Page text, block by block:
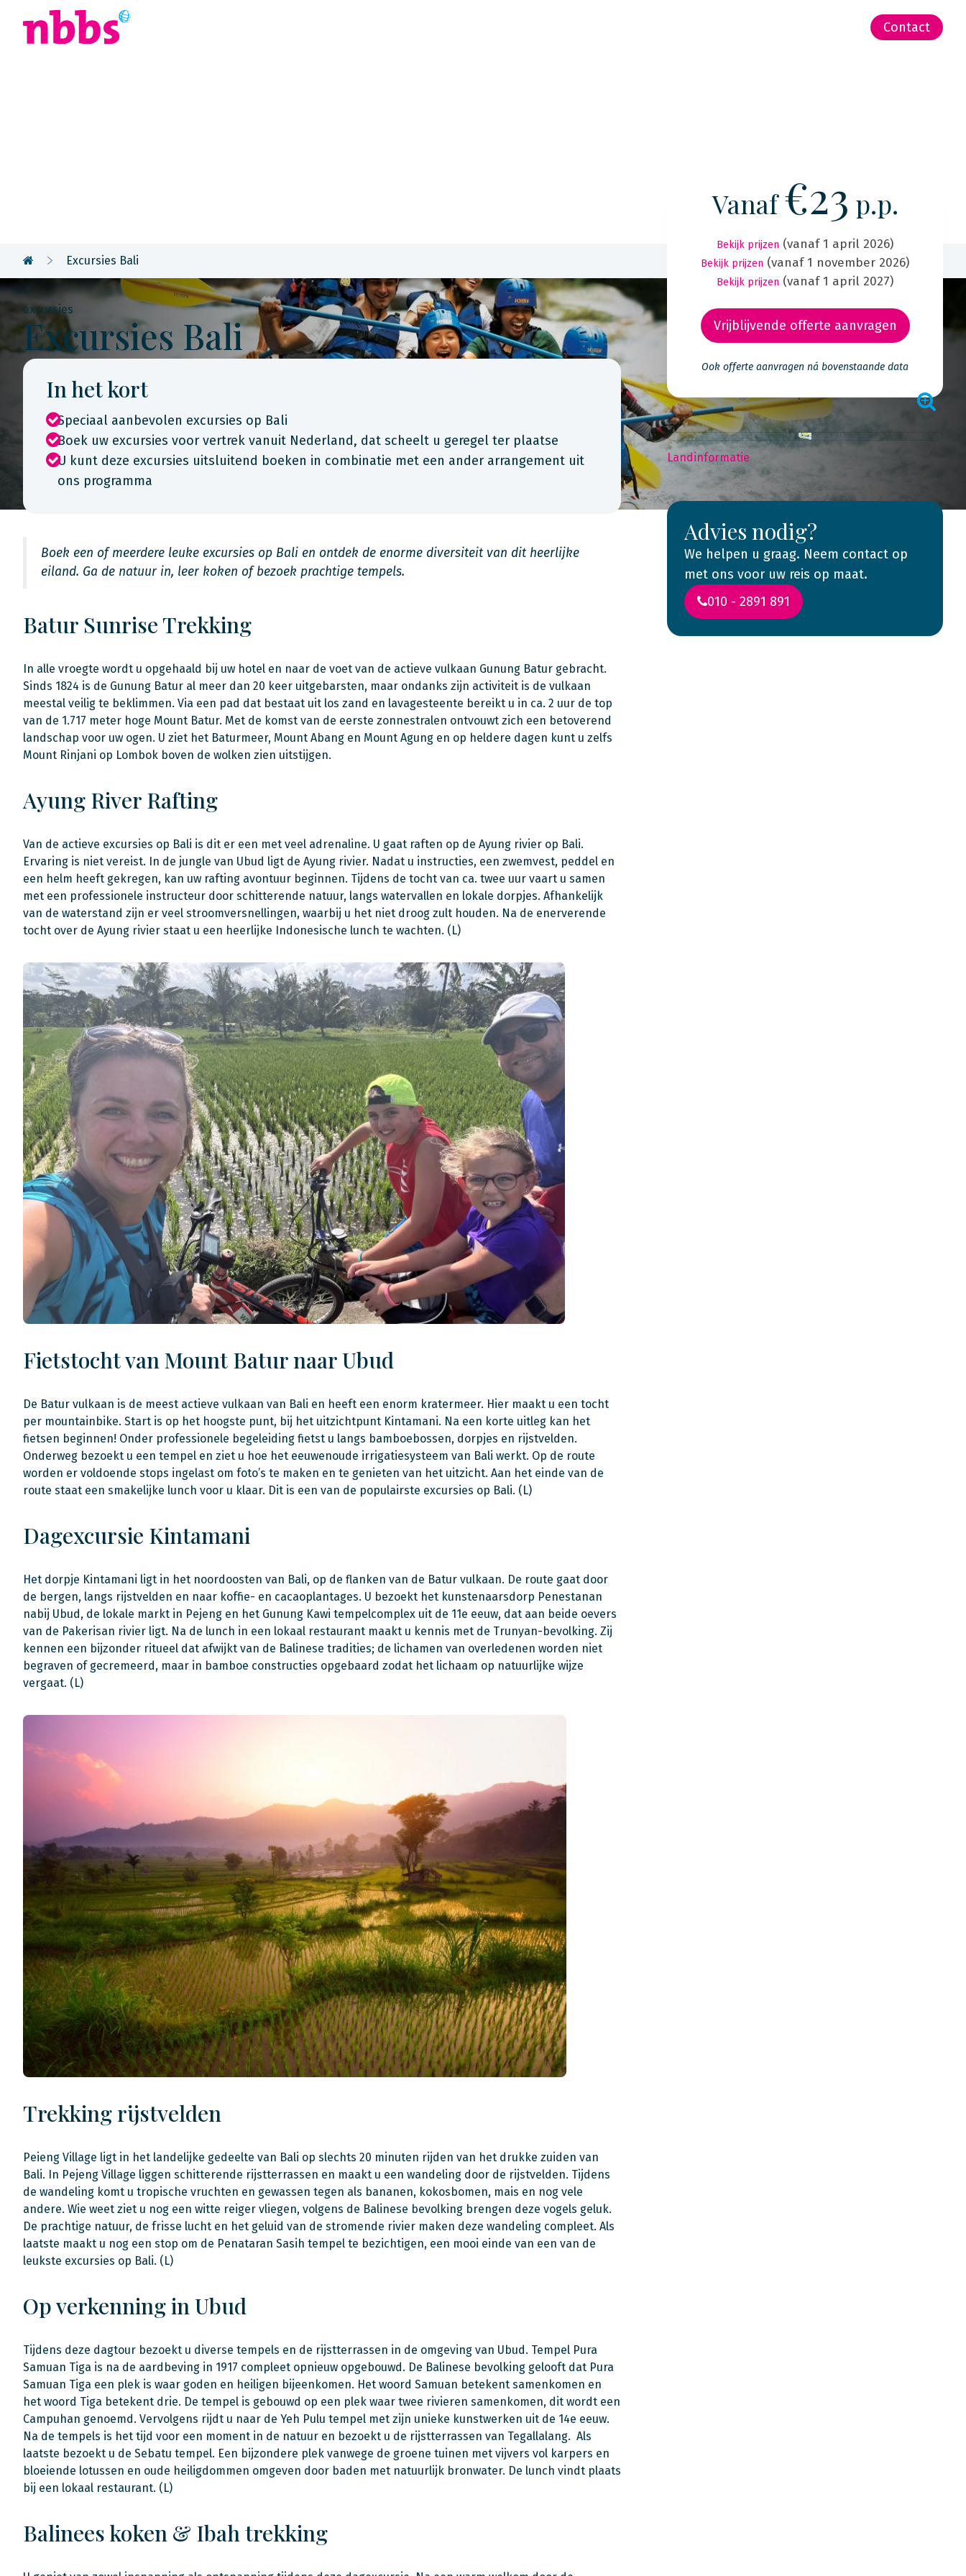
Contact
Excursies Bali
excursies
Excursies Bali
In het kort
Speciaal aanbevolen excursies op Bali
Boek uw excursies voor vertrek vanuit Nederland, dat scheelt u geregel ter plaatse
U kunt deze excursies uitsluitend boeken in combinatie met een ander arrangement uit
ons programma
Boek een of meerdere leuke excursies op Bali en ontdek de enorme diversiteit van dit heerlijke
eiland. Ga de natuur in, leer koken of bezoek prachtige tempels.
Batur Sunrise Trekking
In alle vroegte wordt u opgehaald bij uw hotel en naar de voet van de actieve vulkaan Gunung Batur gebracht.
Sinds 1824 is de Gunung Batur al meer dan 20 keer uitgebarsten, maar ondanks zijn activiteit is de vulkaan
meestal veilig te beklimmen. Via een pad dat bestaat uit los zand en lavagesteente bereikt u in ca. 2 uur de top
van de 1.717 meter hoge Mount Batur. Met de komst van de eerste zonnestralen ontvouwt zich een betoverend
landschap voor uw ogen. U ziet het Baturmeer, Mount Abang en Mount Agung en op heldere dagen kunt u zelfs
Mount Rinjani op Lombok boven de wolken zien uitstijgen.
Ayung River Rafting
Van de actieve excursies op Bali is dit er een met veel adrenaline. U gaat raften op de Ayung rivier op Bali.
Ervaring is niet vereist. In de jungle van Ubud ligt de Ayung rivier. Nadat u instructies, een zwemvest, peddel en
een helm heeft gekregen, kan uw rafting avontuur beginnen. Tijdens de tocht van ca. twee uur vaart u samen
met een professionele instructeur door schitterende natuur, langs watervallen en lokale dorpjes. Afhankelijk
van de waterstand zijn er veel stroomversnellingen, waarbij u het niet droog zult houden. Na de enerverende
tocht over de Ayung rivier staat u een heerlijke Indonesische lunch te wachten. (L)
Fietstocht van Mount Batur naar Ubud
De Batur vulkaan is de meest actieve vulkaan van Bali en heeft een enorm kratermeer. Hier maakt u een tocht
per mountainbike. Start is op het hoogste punt, bij het uitzichtpunt Kintamani. Na een korte uitleg kan het
fietsen beginnen! Onder professionele begeleiding fietst u langs bamboebossen, dorpjes en rijstvelden.
Onderweg bezoekt u een tempel en ziet u hoe het eeuwenoude irrigatiesysteem van Bali werkt. Op de route
worden er voldoende stops ingelast om foto’s te maken en te genieten van het uitzicht. Aan het einde van de
route staat een smakelijke lunch voor u klaar. Dit is een van de populairste excursies op Bali. (L)
Dagexcursie Kintamani
Het dorpje Kintamani ligt in het noordoosten van Bali, op de flanken van de Batur vulkaan. De route gaat door
de bergen, langs rijstvelden en naar koffie- en cacaoplantages. U bezoekt het kunstenaarsdorp Penestanan
nabij Ubud, de lokale markt in Pejeng en het Gunung Kawi tempelcomplex uit de 11e eeuw, dat aan beide oevers
van de Pakerisan rivier ligt. Na de lunch in een lokaal restaurant maakt u kennis met de Trunyan-bevolking. Zij
kennen een bijzonder ritueel dat afwijkt van de Balinese tradities; de lichamen van overledenen worden niet
begraven of gecremeerd, maar in bamboe constructies opgebaard zodat het lichaam op natuurlijke wijze
vergaat. (L)
Trekking rijstvelden
Peieng Village ligt in het landelijke gedeelte van Bali op slechts 20 minuten rijden van het drukke zuiden van
Bali. In Pejeng Village liggen schitterende rijstterrassen en maakt u een wandeling door de rijstvelden. Tijdens
de wandeling komt u tropische vruchten en gewassen tegen als bananen, kokosbomen, mais en nog vele
andere. Wie weet ziet u nog een witte reiger vliegen, volgens de Balinese bevolking brengen deze vogels geluk.
De prachtige natuur, de frisse lucht en het geluid van de stromende rivier maken deze wandeling compleet. Als
laatste maakt u nog een stop om de Penataran Sasih tempel te bezichtigen, een mooi einde van een van de
leukste excursies op Bali. (L)
Op verkenning in Ubud
Tijdens deze dagtour bezoekt u diverse tempels en de rijstterrassen in de omgeving van Ubud. Tempel Pura
Samuan Tiga is na de aardbeving in 1917 compleet opnieuw opgebouwd. De Balinese bevolking gelooft dat Pura
Samuan Tiga een plek is waar goden en heiligen bijeenkomen. Het woord Samuan betekent samenkomen en
het woord Tiga betekent drie. De tempel is gebouwd op een plek waar twee rivieren samenkomen, dit wordt een
Campuhan genoemd. Vervolgens rijdt u naar de Yeh Pulu tempel met zijn unieke kunstwerken uit de 14e eeuw.
Na de tempels is het tijd voor een moment in de natuur en bezoekt u de rijstterrassen van Tegallalang. Als
laatste bezoekt u de Sebatu tempel. Een bijzondere plek vanwege de groene tuinen met vijvers vol karpers en
bloeiende lotussen en oude heiligdommen omgeven door baden met natuurlijk bronwater. De lunch vindt plaats
bij een lokaal restaurant. (L)
Balinees koken & Ibah trekking
Vanaf€23 p.p.
Bekijk prijzen (vanaf 1 april 2026)
Bekijk prijzen (vanaf 1 november 2026)
Bekijk prijzen (vanaf 1 april 2027)
Vrijblijvende offerte aanvragen
Ook offerte aanvragen ná bovenstaande data
Landinformatie
Advies nodig?
We helpen u graag. Neem contact op
met ons voor uw reis op maat.
010 - 2891 891